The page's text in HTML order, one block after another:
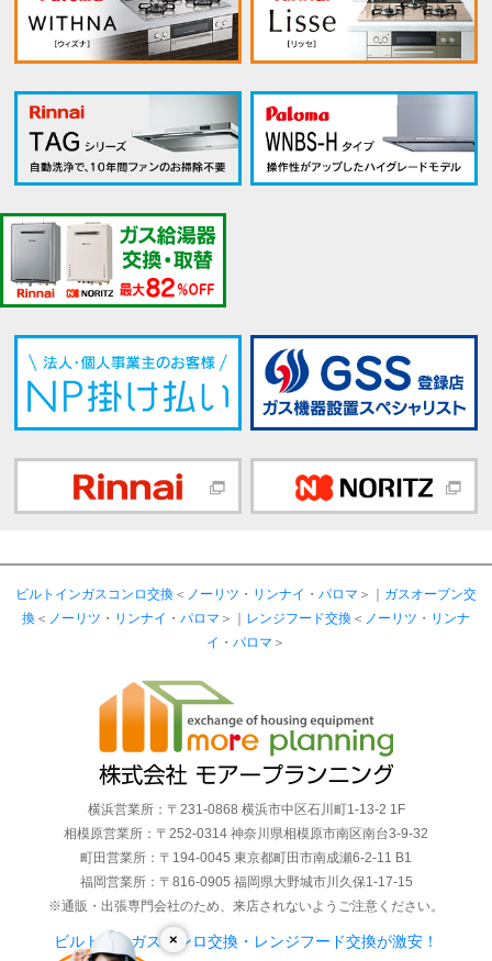
×
ビルトインガスコンロ交換 ＜ ノーリツ ・ リンナイ ・ パロマ ＞｜ ガスオーブン交
換 ＜ ノーリツ ・ リンナイ ・ パロマ ＞｜ レンジフード交換 ＜ ノーリツ ・ リンナ
イ ・ パロマ ＞
横浜営業所：〒231-0868 横浜市中区石川町1-13-2 1F
相模原営業所：〒252-0314 神奈川県相模原市南区南台3-9-32
町田営業所：〒194-0045 東京都町田市南成瀬6-2-11 B1
福岡営業所：〒816-0905 福岡県大野城市川久保1-17-15
※通販・出張専門会社のため、来店されないようご注意ください。
ビルトインガスコンロ交換・レンジフード交換が激安！